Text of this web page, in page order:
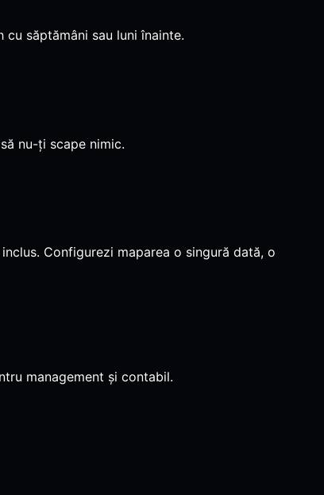
săptămâni sau luni înainte.
nu-ți scape nimic.
Configurezi maparea o singură dată, o
management și contabil.